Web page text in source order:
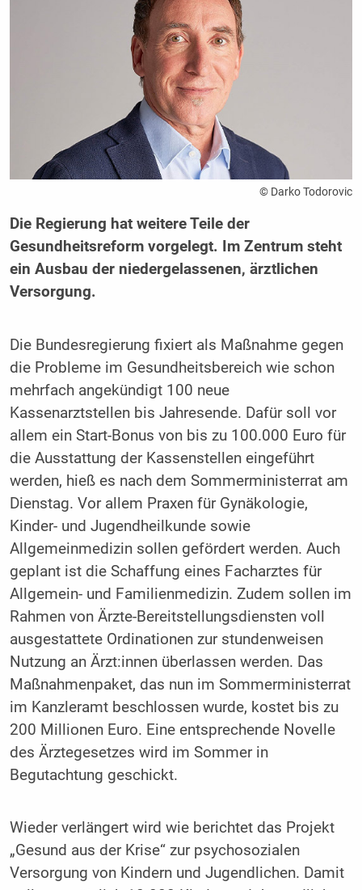
© Darko Todorovic
Die Regierung hat weitere Teile der
Gesundheitsreform vorgelegt. Im Zentrum steht
ein Ausbau der niedergelassenen, ärztlichen
Versorgung.
Die Bundesregierung fixiert als Maßnahme gegen
die Probleme im Gesundheitsbereich wie schon
mehrfach angekündigt 100 neue
Kassenarztstellen bis Jahresende. Dafür soll vor
allem ein Start-Bonus von bis zu 100.000 Euro für
die Ausstattung der Kassenstellen eingeführt
werden, hieß es nach dem Sommerministerrat am
Dienstag. Vor allem Praxen für Gynäkologie,
Kinder- und Jugendheilkunde sowie
Allgemeinmedizin sollen gefördert werden. Auch
geplant ist die Schaffung eines Facharztes für
Allgemein- und Familienmedizin. Zudem sollen im
Rahmen von Ärzte-Bereitstellungsdiensten voll
ausgestattete Ordinationen zur stundenweisen
Nutzung an Ärzt:innen überlassen werden. Das
Maßnahmenpaket, das nun im Sommerministerrat
im Kanzleramt beschlossen wurde, kostet bis zu
200 Millionen Euro. Eine entsprechende Novelle
des Ärztegesetzes wird im Sommer in
Begutachtung geschickt.
Wieder verlängert wird wie berichtet das Projekt
„Gesund aus der Krise“ zur psychosozialen
Versorgung von Kindern und Jugendlichen. Damit